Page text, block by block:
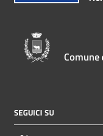
SEGUICI SU